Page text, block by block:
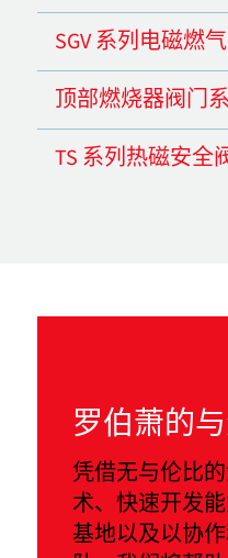
SGV 系列电磁燃
顶部燃烧器阀门
TS 系列热磁安全
罗伯萧的
凭借无与伦比
术、快速开发
基地以及以协